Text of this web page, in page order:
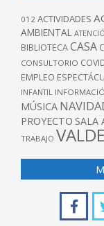
012 ACTIVIDADES
AMBIENTAL
BIBLIOTECACASA
CONSULTORIO
EMPLEO
INFANTIL
MÚSICA
PROYECTO SALA
TRABAJO